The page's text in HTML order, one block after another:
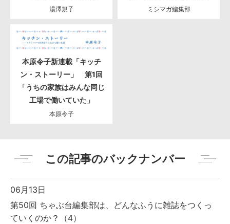
湯澤規子 ミシマガ編集部
本原令子新連載「キッチ
ン・ストーリー」 第1回
「うちの家族はみんな同じ
工場で働いていた」
本原令子
この記事のバックナンバー
06月13日
第50回 ちゃぶ台編集部は、どんなふうに雑誌をつくっ
ていくのか？（4）